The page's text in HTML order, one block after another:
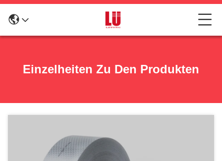
Einzelheiten Zu Den Produkten